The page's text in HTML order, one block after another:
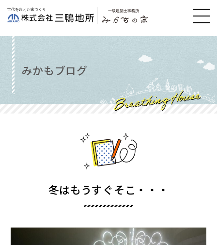
みかもブログ
冬はもうすぐそこ・・・